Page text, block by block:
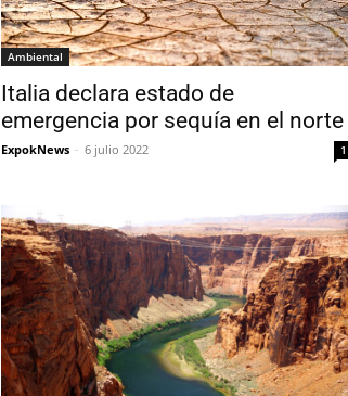
Ambiental
Italia declara estado de
emergencia por sequía en el norte
ExpokNews - 6 julio 2022 1